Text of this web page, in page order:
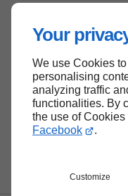
Your
We use Cookies
personalising
analyzing traffic
functionalities. By
the use of
Facebook
.
Customize
Politique de
Plan du site